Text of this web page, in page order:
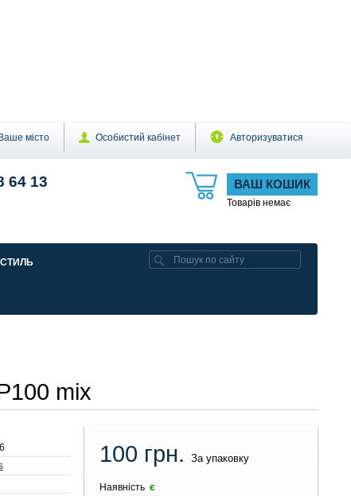
Ваше місто Особистий кабінет Авторизуватися
ВАШ КОШИК
Товарів немає
64 13
mix
100 грн.За упаковку
Наявність є